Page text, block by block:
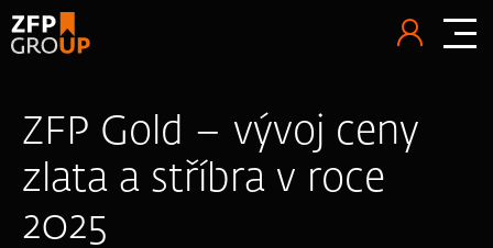
ZFP Gold – vývoj ceny
zlata a stříbra v roce
2025